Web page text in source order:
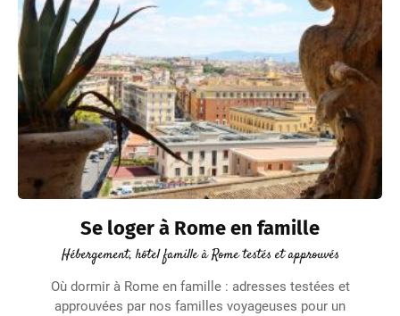
Se loger à Rome en famille
Hébergement, hôtel famille à Rome testés et approuvés
Où dormir à Rome en famille : adresses testées et
approuvées par nos familles voyageuses pour un